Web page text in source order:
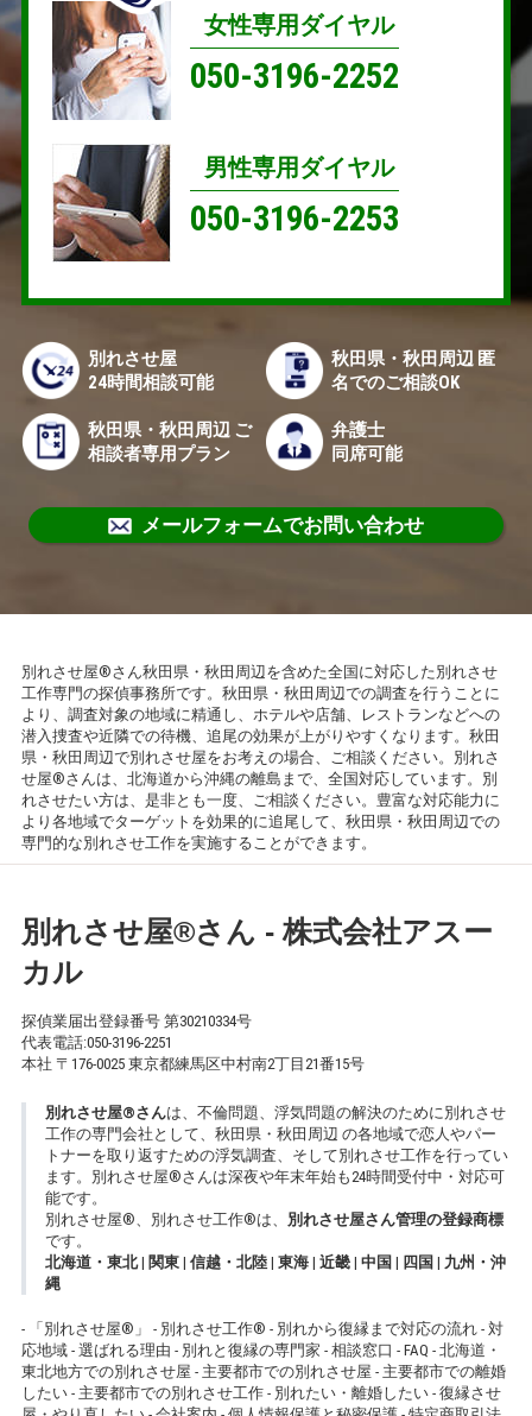
女性専用ダイヤル
050-3196-2252
男性専用ダイヤル
050-3196-2253
別れさせ屋
24時間相談可能
秋田県・秋田周辺 匿
名でのご相談OK
秋田県・秋田周辺 ご
相談者専用プラン
弁護士
同席可能
メールフォームでお問い合わせ
別れさせ屋®さん秋田県・秋田周辺を含めた全国に対応した別れさせ
工作専門の探偵事務所です。秋田県・秋田周辺での調査を行うことに
より、調査対象の地域に精通し、ホテルや店舗、レストランなどへの
潜入捜査や近隣での待機、追尾の効果が上がりやすくなります。秋田
県・秋田周辺で別れさせ屋をお考えの場合、ご相談ください。別れさ
せ屋®さんは、北海道から沖縄の離島まで、全国対応しています。別
れさせたい方は、是非とも一度、ご相談ください。豊富な対応能力に
より各地域でターゲットを効果的に追尾して、秋田県・秋田周辺での
専門的な別れさせ工作を実施することができます。
別れさせ屋®さん - 株式会社アスー
カル
探偵業届出登録番号 第30210334号
代表電話:050-3196-2251
本社 〒176-0025 東京都練馬区中村南2丁目21番15号
別れさせ屋®さんは、不倫問題、浮気問題の解決のために別れさせ
工作の専門会社として、秋田県・秋田周辺 の各地域で恋人やパー
トナーを取り返すための浮気調査、そして別れさせ工作を行ってい
ます。別れさせ屋®さんは深夜や年末年始も24時間受付中・対応可
能です。
別れさせ屋®、別れさせ工作®は、 別れさせ屋さん管理の登録商標
です。
北海道・東北| 関東| 信越・北陸| 東海| 近畿| 中国 | 四国 | 九州・沖
縄
- 「別れさせ屋® 」 - 別れさせ工作® - 別れから復縁まで対応の流れ - 対
応地域 - 選ばれる理由 - 別れと復縁の専門家 - 相談窓口 - FAQ - 北海道・
東北地方での別れさせ屋 - 主要都市での別れさせ屋 - 主要都市での離婚
したい - 主要都市での別れさせ工作 - 別れたい・離婚したい - 復縁させ